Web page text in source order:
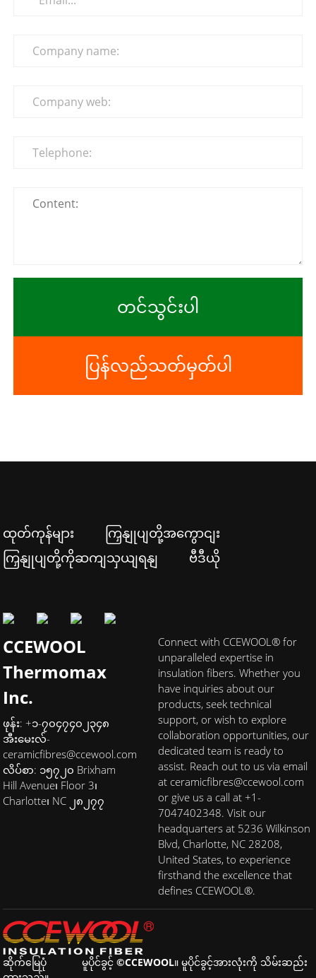
တင်သွင်းပါ
ပြန်လည်သတ်မှတ်ပါ
ထုတ်ကုန်များ
ကြှနျုပျတို့အကွောငျး
ကြှနျုပျတို့ကိုဆကျသှယျရနျ
ဗီဒီယို
CCEWOOL
Thermomax
Inc.
ဖုန်း: +၁-၇၀၄၇၄၀၂၃၄၈
အီးမေးလ်-
ceramicfibres@ccewool.com
လိပ်စာ: ၁၅၇၂၀ Brixham
Hill Avenue၊ Floor 3၊
Charlotte၊ NC ၂၈၂၇၇
Connect with CCEWOOL® for
unparalleled expertise in
insulation fibers. Whether you
have inquiries about our
products, seek technical
support, or wish to explore
collaboration opportunities, our
dedicated team is ready to
assist. Reach out to us via email
at ceramicfibres@ccewool.com
or give us a call at +1-
7047402348. Visit our
headquarters at 5236 Wilkinson
Blvd, Charlotte, NC 28208,
United States, to experience
firsthand the excellence that
defines CCEWOOL®.
ဆိုက်မြေပုံ
မူပိုင်ခွင့် ©CCEWOOL။ မူပိုင်ခွင့်အားလုံးကို သိမ်းဆည်း